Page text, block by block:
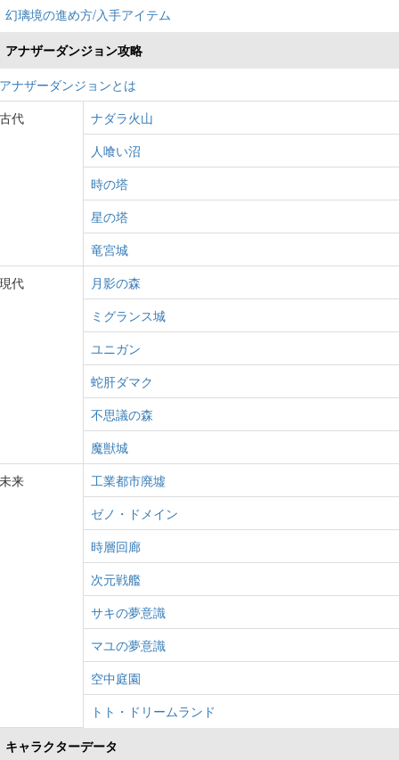
幻璃境の進め方/入手アイテム
アナザーダンジョン攻略
アナザーダンジョンとは
古代
ナダラ火山
人喰い沼
時の塔
星の塔
竜宮城
現代
月影の森
ミグランス城
ユニガン
蛇肝ダマク
不思議の森
魔獣城
未来
工業都市廃墟
ゼノ・ドメイン
時層回廊
次元戦艦
サキの夢意識
マユの夢意識
空中庭園
トト・ドリームランド
キャラクターデータ